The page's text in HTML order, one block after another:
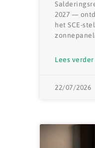
2027 —
het SCE-
Lees verder
22/07/2026